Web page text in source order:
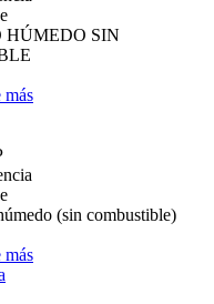
HÚMEDO SIN
más
(sin combustible)
más